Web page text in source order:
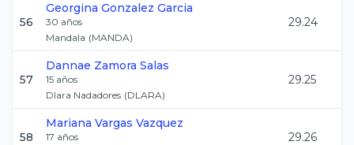
56
Georgina Gonzalez Garcia
30 años
Mandala (MANDA)
29.24
57
Dannae Zamora Salas
15 años
Dlara Nadadores (DLARA)
29.25
58
Mariana Vargas Vazquez
17 años
29.26